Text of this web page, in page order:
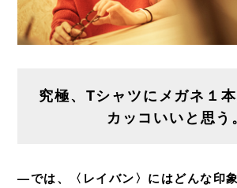
究極、Tシャツにメガネ１
カッコいいと思う。
—では、〈レイバン〉にはどんな印